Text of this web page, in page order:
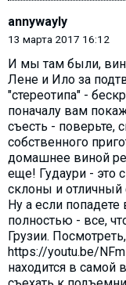
annywayly
13 марта 2017 16:12
И мы там были,
Лене и Ило за
"стереотипа" -
поначалу вам
съесть - поверьте,
собственного
домашнее виной
еще! Гудаури - это
склоны и отличный
Ну а если попадете
полностью - все,
Грузии.
https://youtu.be/
находится в самой